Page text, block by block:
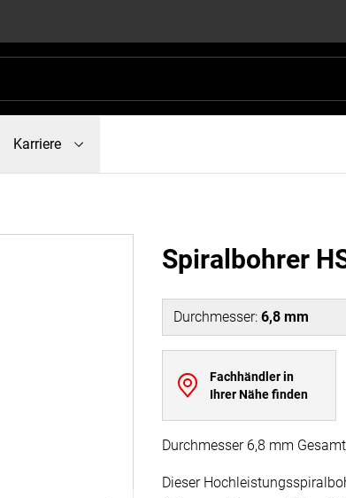
Karriere
Spiralbohrer
Durchmesser: 6,8 mm
Fachhändler in
Ihrer Nähe finden
Durchmesser 6,8 mm
Dieser